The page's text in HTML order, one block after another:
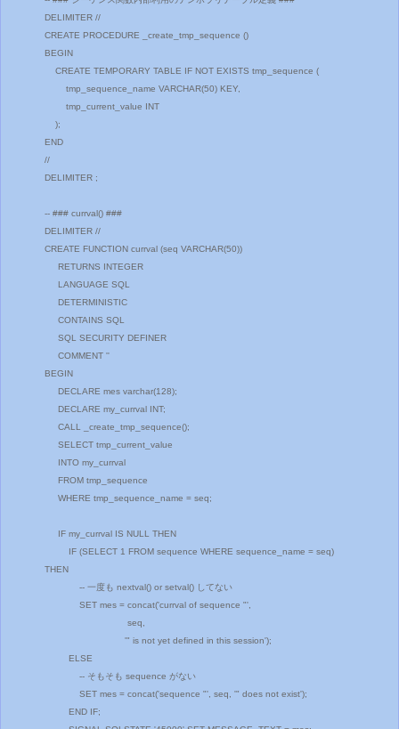
DELIMITER //
CREATE PROCEDURE _create_tmp_sequence ()
BEGIN
CREATE TEMPORARY TABLE IF NOT EXISTS tmp_sequence (
tmp_sequence_name VARCHAR(50) KEY,
tmp_current_value INT
);
END
//
DELIMITER ;
-- ### currval() ###
DELIMITER //
CREATE FUNCTION currval (seq VARCHAR(50))
RETURNS INTEGER
LANGUAGE SQL
DETERMINISTIC
CONTAINS SQL
SQL SECURITY DEFINER
COMMENT ''
BEGIN
DECLARE mes varchar(128);
DECLARE my_currval INT;
CALL _create_tmp_sequence();
SELECT tmp_current_value
INTO my_currval
FROM tmp_sequence
WHERE tmp_sequence_name = seq;
IF my_currval IS NULL THEN
IF (SELECT 1 FROM sequence WHERE sequence_name = seq)
THEN
-- 一度も nextval() or setval() してない
SET mes = concat('currval of sequence "',
seq,
'" is not yet defined in this session');
ELSE
-- そもそも sequence がない
SET mes = concat('sequence "', seq, '" does not exist');
END IF;